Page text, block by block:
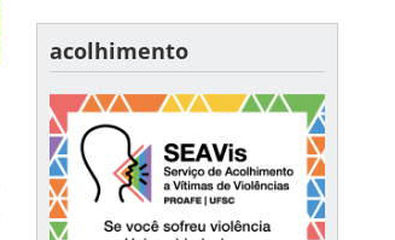
acolhimento